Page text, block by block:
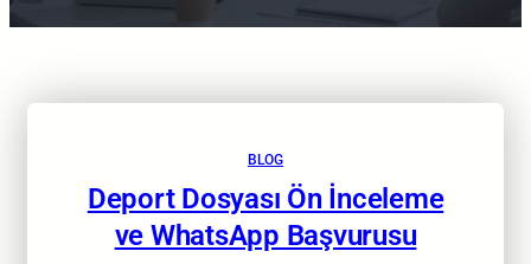
BLOG
Deport Dosyası Ön İnceleme
ve WhatsApp Başvurusu